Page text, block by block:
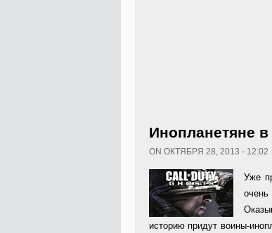
Инопланетяне
ON ОКТЯБРЯ 28, 2013 - 12:02
Уже
историю придут воины-